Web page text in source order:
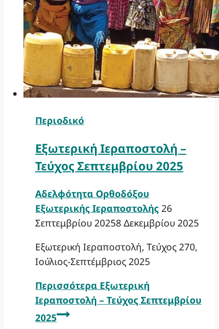
Περιοδικό
Εξωτερική Ιεραποστολή –
Τεύχος Σεπτεμβρίου 2025
Αδελφότητα Ορθοδόξου
Εξωτερικής Ιεραποστολής 26
Σεπτεμβρίου 20258 Δεκεμβρίου 2025
Εξωτερική Ιεραποστολή, Τεύχος 270,
Ιούλιος-Σεπτέμβριος 2025
Περισσότερα Εξωτερική
Ιεραποστολή – Τεύχος Σεπτεμβρίου
2025